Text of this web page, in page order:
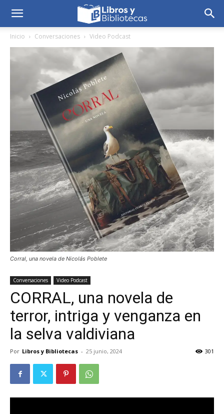
Inicio Conversaciones Video Podcast
Corral, una novela de Nicolás Poblete
Conversaciones Video Podcast
CORRAL, una novela de
terror, intriga y venganza en
la selva valdiviana
Por Libros y Bibliotecas - 25 junio, 2024 301